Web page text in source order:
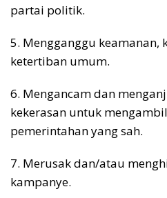
partai politik.
5. Mengganggu keamanan,
ketertiban umum.
6. Mengancam dan
kekerasan untuk
pemerintahan yang sah.
7. Merusak dan/atau
kampanye.